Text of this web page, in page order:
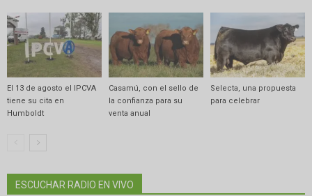
El 13 de agosto el IPCVA
tiene su cita en
Humboldt
Casamú, con el sello de
la confianza para su
venta anual
Selecta, una propuesta
para celebrar
ESCUCHAR RADIO EN VIVO